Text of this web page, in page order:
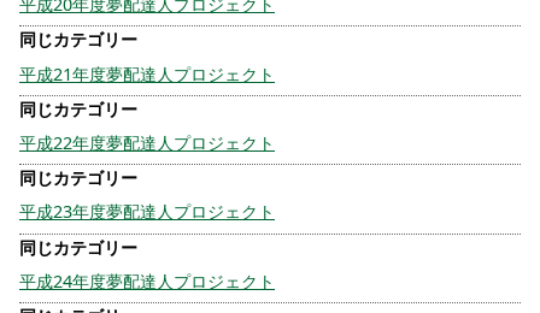
平成21年度夢配達人プロジェクト
平成22年度夢配達人プロジェクト
平成23年度夢配達人プロジェクト
平成24年度夢配達人プロジェクト